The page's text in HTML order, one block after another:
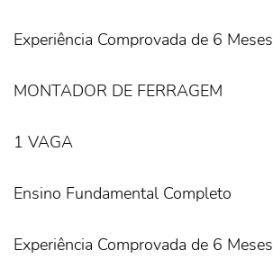
Experiência Comprovada de 6 Meses
MONTADOR DE FERRAGEM
1 VAGA
Ensino Fundamental Completo
Experiência Comprovada de 6 Meses